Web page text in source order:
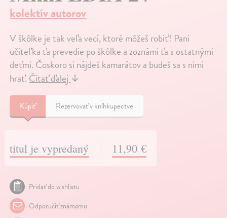
kolektív autorov
V škôlke je tak veľa vecí, ktoré môžeš robiť! Pani
učiteľka ťa prevedie po škôlke a zoznámi ťa s ostatnými
deťmi. Čoskoro si nájdeš kamarátov a budeš sa s nimi
hrať. Čítať ďalej ↓
Kúpiť Rezervovať v kníhkupectve
titul je vypredaný 11,90 €
Pridať do wishlistu
Odporučiť známemu